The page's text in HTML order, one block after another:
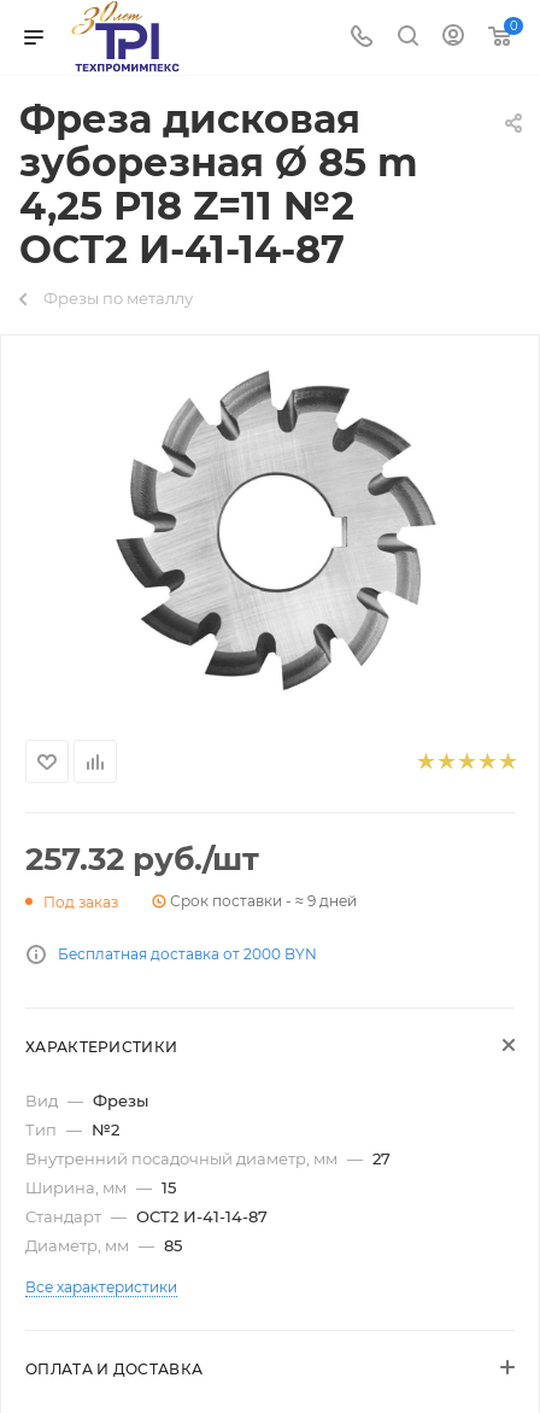
0
Фреза дисковая
зуборезная Ø 85 m
4,25 Р18 Z=11 №2
ОСТ2 И-41-14-87
Фрезы по металлу
257.32 руб./шт
Под заказ Срок поставки - ≈ 9 дней
Бесплатная доставка от 2000 BYN
ХАРАКТЕРИСТИКИ
Вид — Фрезы
Тип — №2
Внутренний посадочный диаметр, мм — 27
Ширина, мм — 15
Стандарт — ОСТ2 И-41-14-87
Диаметр, мм — 85
Все характеристики
ОПЛАТА И ДОСТАВКА